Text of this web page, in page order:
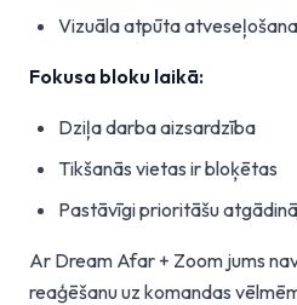
Vizuāla atpūta
Fokusa bloku laikā:
Dziļa darba aizsardzība
Tikšanās vietas ir bloķētas
Pastāvīgi prioritāšu
Ar Dream Afar + Zoom jums
reaģēšanu uz komandas